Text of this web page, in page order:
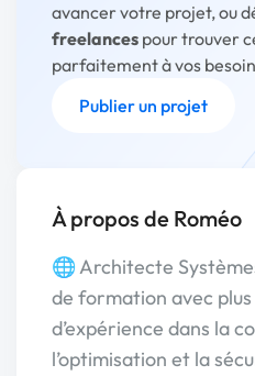
avancer votre projet, ou
freelances pour trouver
parfaitement à vos
Publier un projet
À propos de Roméo
🌐 Architecte
de formation avec plus
d’expérience dans la
l’optimisation et la